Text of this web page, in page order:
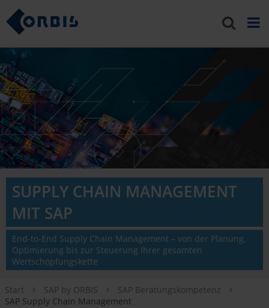
SUPPLY CHAIN MANAGEMENT
MIT SAP
End-to-End Supply Chain Management – von der Planung,
Optimierung bis zur Steuerung Ihrer gesamten
Wertschöpfungskette
Start SAP by ORBIS
SAP Beratungskompetenz
SAP Supply Chain Management